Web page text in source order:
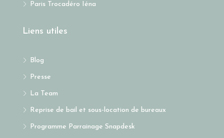
Paris Trocadéro Iéna
Liens utiles
Blog
Presse
La Team
Reprise de bail et sous-location de bureaux
Programme Parrainage Snapdesk